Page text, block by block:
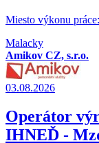
Miesto výkonu
Malacky
Amikov CZ, s.r.o.
03.08.2026
Operátor
IHNEĎ -